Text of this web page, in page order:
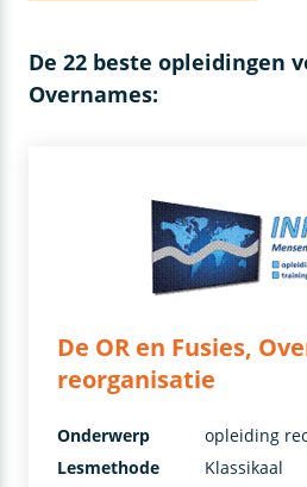
De 22 beste opleidingen
Overnames:
De OR en Fusies,
reorganisatie
Onderwerp
opleiding
Lesmethode
Klassikaal